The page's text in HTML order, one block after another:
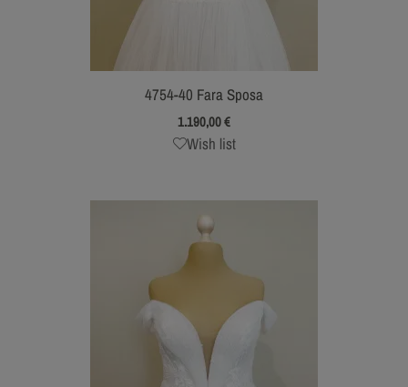
4754-40 Fara Sposa
1.190,00€
Wish list